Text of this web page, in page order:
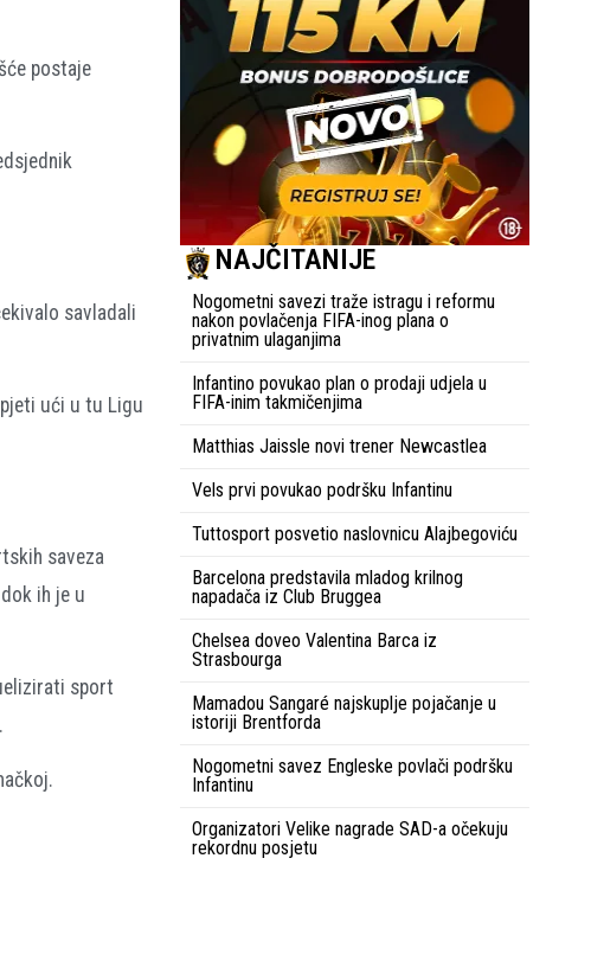
postaje
savladali
ući u tu Ligu
saveza
ih je u
sport
NAJČITANIJE
Nogometni savezi traže istragu i reformu
nakon povlačenja FIFA-inog plana o
privatnim ulaganjima
Infantino povukao plan o prodaji udjela u
FIFA-inim takmičenjima
Matthias Jaissle novi trener Newcastlea
Vels prvi povukao podršku Infantinu
Tuttosport posvetio naslovnicu Alajbegoviću
Barcelona predstavila mladog krilnog
napadača iz Club Bruggea
Chelsea doveo Valentina Barca iz
Strasbourga
Mamadou Sangaré najskuplje pojačanje u
istoriji Brentforda
Nogometni savez Engleske povlači podršku
Infantinu
Organizatori Velike nagrade SAD-a očekuju
rekordnu posjetu